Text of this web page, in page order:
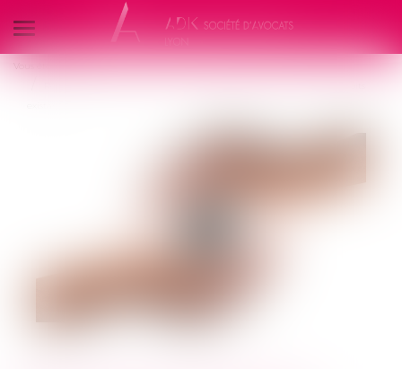
Ouvrir
le
menu
Vous êtes ici : Accueil